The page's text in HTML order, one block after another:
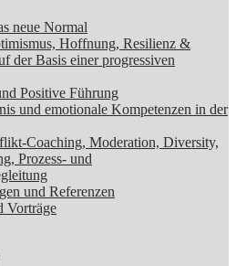
neue Normal
Hoffnung, Resilienz &
der Basis einer progressiven
Positive Führung
und emotionale Kompetenzen in der
Coaching, Moderation, Diversity,
Prozess- und
und Referenzen
Vorträge